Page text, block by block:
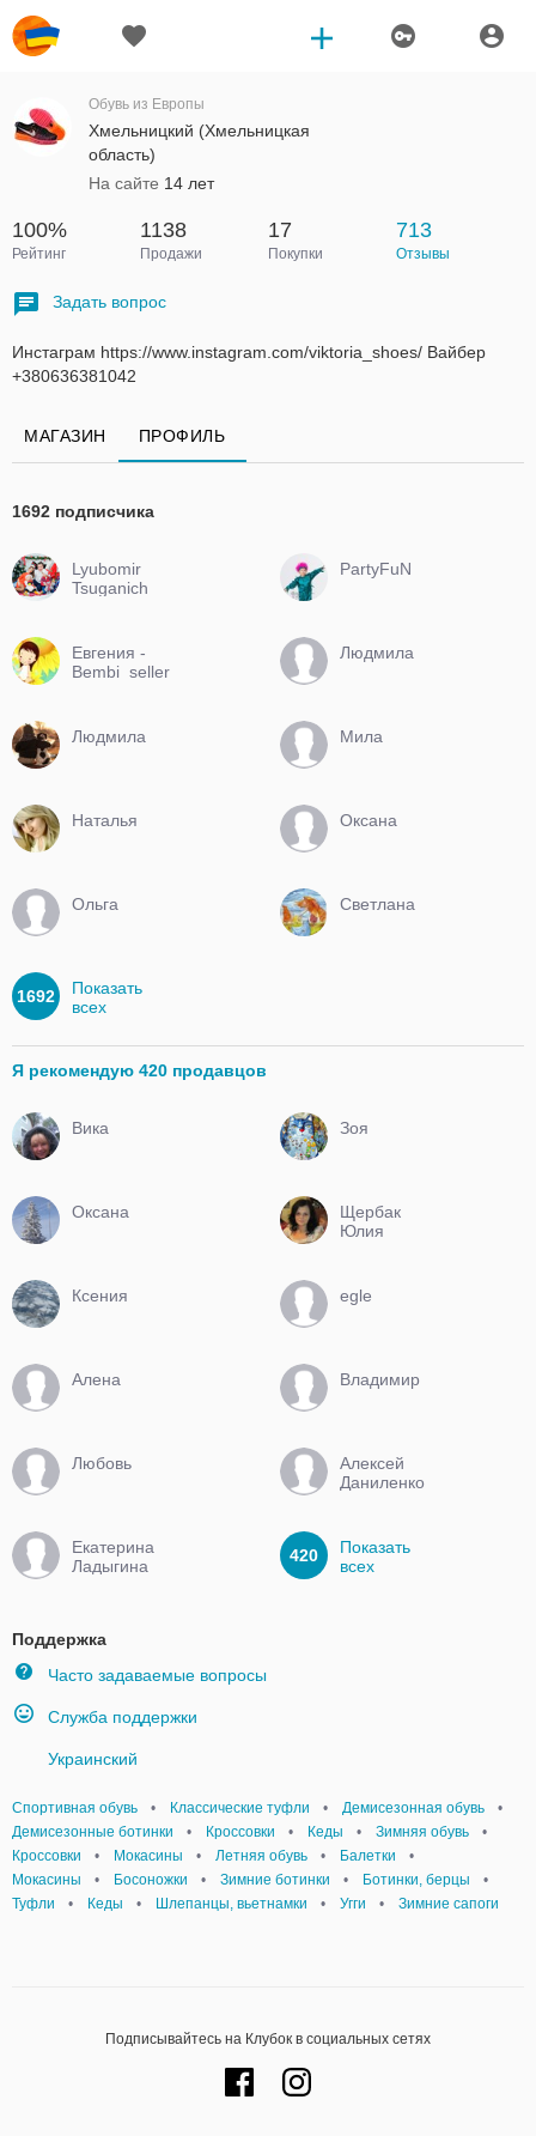
Обувь из Европы
Хмельницкий (Хмельницкая
область)
На сайте 14 лет
100%
Рейтинг
1138
Продажи
17
Покупки
713
Отзывы
Задать вопрос
Инстаграм https://www.instagram.com/viktoria_shoes/ Вайбер
+380636381042
МАГАЗИН ПРОФИЛЬ
1692 подписчика
Lyubomir
Tsuganich
PartyFuN
Евгения -
Bembi_seller
Людмила
Людмила Мила
Наталья Оксана
Ольга Светлана
1692
Показать
всех
Я рекомендую 420 продавцов
Вика Зоя
Оксана
Щербак
Юлия
Ксения egle
Алена Владимир
Любовь
Алексей
Даниленко
Екатерина
Ладыгина
420
Показать
всех
Поддержка
Часто задаваемые вопросы
Служба поддержки
Украинский
Спортивная обувь • Классические туфли • Демисезонная обувь
•
Демисезонные ботинки
• Кроссовки • Кеды • Зимняя обувь
•
Кроссовки
• Мокасины • Летняя обувь • Балетки
•
Мокасины
• Босоножки • Зимние ботинки • Ботинки, берцы
•
Туфли
• Кеды • Шлепанцы, вьетнамки • Угги • Зимние сапоги
Подписывайтесь на Клубок в социальных сетях